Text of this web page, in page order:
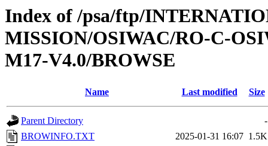
Index of /psa/ftp/
MISSION/OSIWAC/RO-C-
M17-V4.0/BROWSE
Name Last modified Size
Parent Directory
-
BROWINFO.TXT
2025-01-31 16:07 1.5K